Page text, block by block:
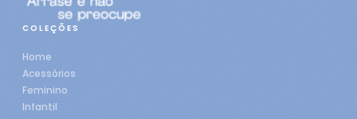
COLEÇÕES
Home
Acessórios
Feminino
Infantil